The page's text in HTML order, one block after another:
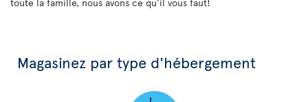
Magasinez par type d'hébergement